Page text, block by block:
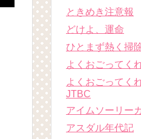
ときめき注意報
どけよ、運命
ひとまず熱く掃
よくおごってく
よくおごってく
JTBC
アイムソーリー
アスダル年代記